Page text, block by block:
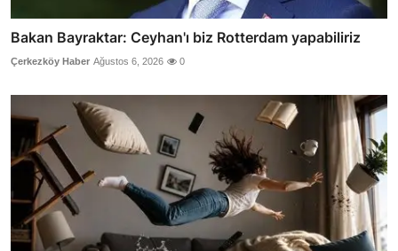
Bakan Bayraktar: Ceyhan'ı biz Rotterdam yapabiliriz
Çerkezköy Haber Ağustos 6, 2026 0